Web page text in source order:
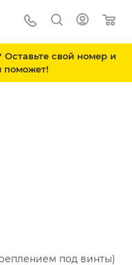
свой номер и
под винты)